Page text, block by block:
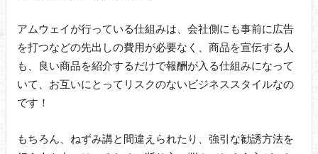
アムウェイが行っている仕組みは、会社側にも事前に広告
を打つなどの先出しの費用が必要なく、商品を宣伝する人
も、良い商品を紹介するだけで報酬が入る仕組みになって
いて、お互いにとってリスクのないビジネススタイルなの
です！
もちろん、ねずみ講と間違えられたり、強引な勧誘方法を